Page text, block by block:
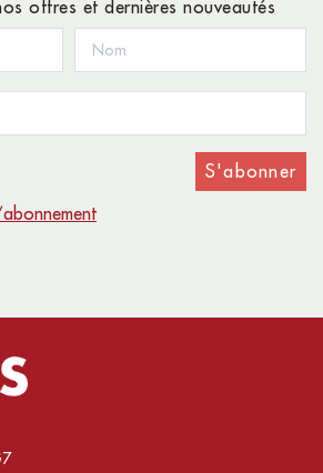
offres et dernières nouveautés
S'abonner